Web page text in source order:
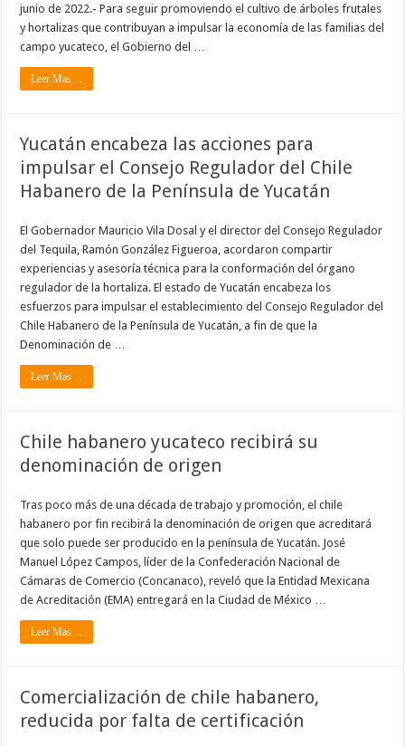
junio de 2022.- Para seguir promoviendo el cultivo de árboles frutales
y hortalizas que contribuyan a impulsar la economía de las familias del
campo yucateco, el Gobierno del …
Leer Mas ...
Yucatán encabeza las acciones para
impulsar el Consejo Regulador del Chile
Habanero de la Península de Yucatán
El Gobernador Mauricio Vila Dosal y el director del Consejo Regulador
del Tequila, Ramón González Figueroa, acordaron compartir
experiencias y asesoría técnica para la conformación del órgano
regulador de la hortaliza. El estado de Yucatán encabeza los
esfuerzos para impulsar el establecimiento del Consejo Regulador del
Chile Habanero de la Península de Yucatán, a fin de que la
Denominación de …
Leer Mas ...
Chile habanero yucateco recibirá su
denominación de origen
Tras poco más de una década de trabajo y promoción, el chile
habanero por fin recibirá la denominación de origen que acreditará
que solo puede ser producido en la península de Yucatán. José
Manuel López Campos, líder de la Confederación Nacional de
Cámaras de Comercio (Concanaco), reveló que la Entidad Mexicana
de Acreditación (EMA) entregará en la Ciudad de México …
Leer Mas ...
Comercialización de chile habanero,
reducida por falta de certificación